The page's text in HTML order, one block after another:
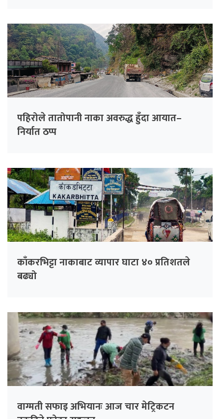
पहिरोले तातोपानी नाका अवरुद्ध हुँदा आयात–
निर्यात ठप्प
काँकरभिट्टा नाकाबाट व्यापार घाटा ४० प्रतिशतले
बढ्यो
वाग्मती सफाइ अभियानः आज चार मेट्रिकटन